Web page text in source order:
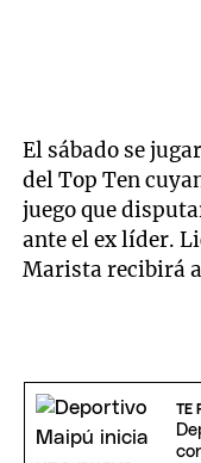
El sábado se
del Top Ten
juego que
ante el ex líder.
Marista recibirá
TE